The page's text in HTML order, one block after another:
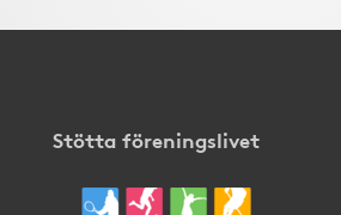
Stötta föreningslivet